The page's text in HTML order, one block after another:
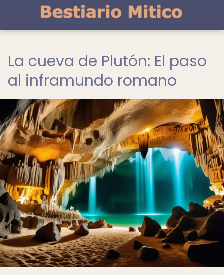
La cueva de Plutón: El paso
al inframundo romano